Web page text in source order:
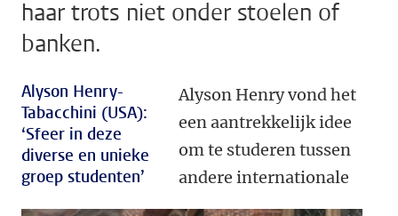
haar trots niet onder stoelen of
banken.
Alyson Henry-
Tabacchini (USA):
‘Sfeer in deze
diverse en unieke
groep studenten’
Alyson Henry vond het
een aantrekkelijk idee
om te studeren tussen
andere internationale